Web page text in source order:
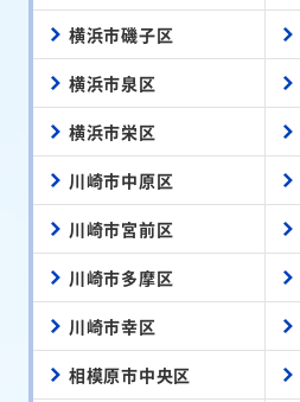
横浜市磯子区
横浜市泉区
横浜市栄区
川崎市中原区
川崎市宮前区
川崎市多摩区
川崎市幸区
相模原市中央区